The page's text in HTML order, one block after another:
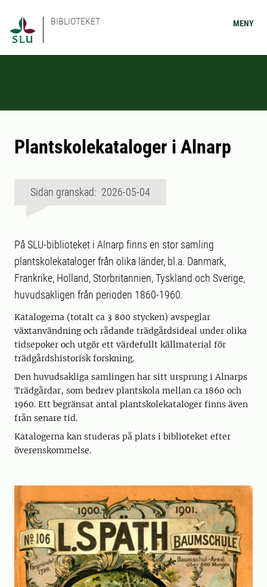
BIBLIOTEKET MENY
Plantskolekataloger i Alnarp
Sidan granskad: 2026-05-04
På SLU-biblioteket i Alnarp finns en stor samling
plantskolekataloger från olika länder, bl.a. Danmark,
Frankrike, Holland, Storbritannien, Tyskland och Sverige,
huvudsakligen från perioden 1860-1960.
Katalogerna (totalt ca 3 800 stycken) avspeglar
växtanvändning och rådande trädgårdsideal under olika
tidsepoker och utgör ett värdefullt källmaterial för
trädgårdshistorisk forskning.
Den huvudsakliga samlingen har sitt ursprung i Alnarps
Trädgårdar, som bedrev plantskola mellan ca 1860 och
1960. Ett begränsat antal plantskolekataloger finns även
från senare tid.
Katalogerna kan studeras på plats i biblioteket efter
överenskommelse.